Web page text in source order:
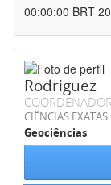
00:00:00 BRT
Rodriguez
CIÊNCIAS EXATAS
Geociências